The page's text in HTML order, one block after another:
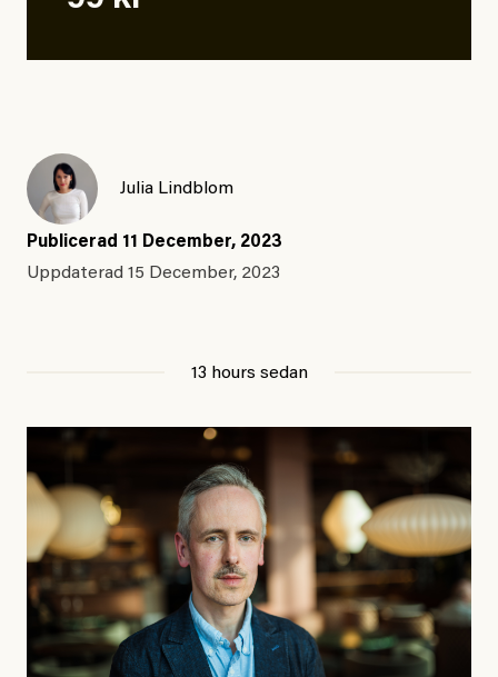
Julia Lindblom
Publicerad 11 December, 2023
Uppdaterad 15 December, 2023
13 hours sedan